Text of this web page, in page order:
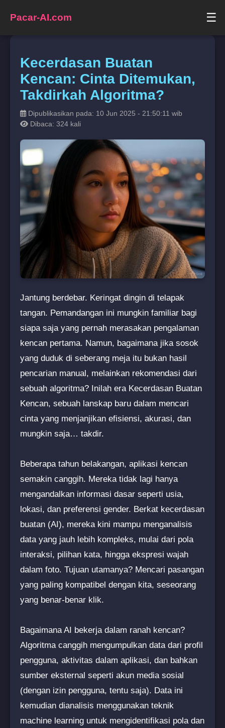
Pacar-AI.com ☰
Kecerdasan Buatan
Kencan: Cinta Ditemukan,
Takdirkah Algoritma?
Dipublikasikan pada: 10 Jun 2025 - 21:50:11 wib
Dibaca: 324 kali
Jantung berdebar. Keringat dingin di telapak
tangan. Pemandangan ini mungkin familiar bagi
siapa saja yang pernah merasakan pengalaman
kencan pertama. Namun, bagaimana jika sosok
yang duduk di seberang meja itu bukan hasil
pencarian manual, melainkan rekomendasi dari
sebuah algoritma? Inilah era Kecerdasan Buatan
Kencan, sebuah lanskap baru dalam mencari
cinta yang menjanjikan efisiensi, akurasi, dan
mungkin saja… takdir.
Beberapa tahun belakangan, aplikasi kencan
semakin canggih. Mereka tidak lagi hanya
mengandalkan informasi dasar seperti usia,
lokasi, dan preferensi gender. Berkat kecerdasan
buatan (AI), mereka kini mampu menganalisis
data yang jauh lebih kompleks, mulai dari pola
interaksi, pilihan kata, hingga ekspresi wajah
dalam foto. Tujuan utamanya? Mencari pasangan
yang paling kompatibel dengan kita, seseorang
yang benar-benar klik.
Bagaimana AI bekerja dalam ranah kencan?
Algoritma canggih mengumpulkan data dari profil
pengguna, aktivitas dalam aplikasi, dan bahkan
sumber eksternal seperti akun media sosial
(dengan izin pengguna, tentu saja). Data ini
kemudian dianalisis menggunakan teknik
machine learning untuk mengidentifikasi pola dan